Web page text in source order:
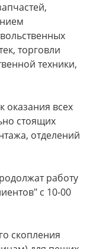
торговли
техники,
оказания всех
стоящих
отделений
работу
с 10-00
скопления